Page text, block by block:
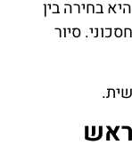
בחירה בין
סיור